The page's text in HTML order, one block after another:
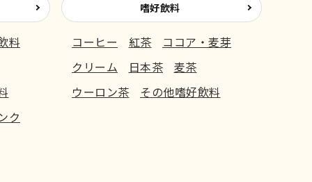
料
ク
嗜好飲料
コーヒー 紅茶
ココア・麦芽
クリーム
日本茶
麦茶
ウーロン茶
その他嗜好飲料